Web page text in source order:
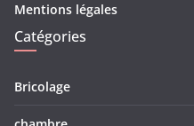
Mentions légales
Catégories
Bricolage